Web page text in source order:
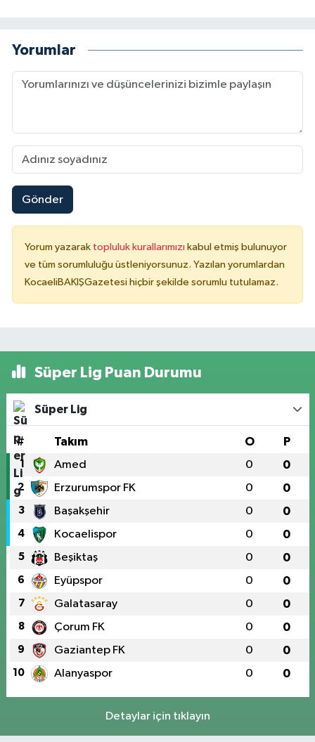
Yorumlar
Gönder
Yorum yazarak topluluk kurallarımızı kabul etmiş bulunuyor
ve tüm sorumluluğu üstleniyorsunuz. Yazılan yorumlardan
KocaeliBAKIŞGazetesi hiçbir şekilde sorumlu tutulamaz.
Süper Lig Puan Durumu
Süper Lig
# Takım O P
1 Amed 0 0
2 Erzurumspor FK 0 0
3 Başakşehir 0 0
4 Kocaelispor 0 0
5 Beşiktaş 0 0
6 Eyüpspor 0 0
7 Galatasaray 0 0
8 Çorum FK 0 0
9 Gaziantep FK 0 0
10 Alanyaspor 0 0
Detaylar için tıklayın